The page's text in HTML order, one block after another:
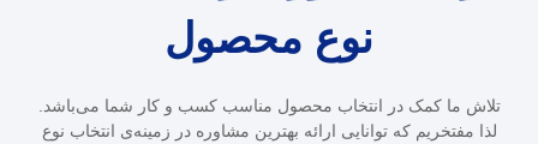
نوع محصول
تلاش ما کمک در انتخاب محصول مناسب کسب و کار شما می‌باشد.
لذا مفتخریم که توانایی ارائه بهترین مشاوره در زمینه‌ی انتخاب نوع